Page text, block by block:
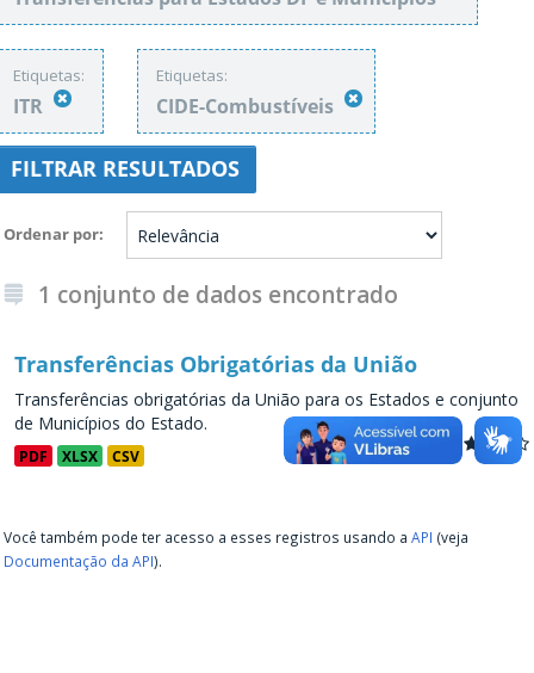
Etiquetas:
ITR
Etiquetas:
CIDE-Combustíveis
FILTRAR RESULTADOS
Ordenar por
1 conjunto de dados encontrado
Transferências Obrigatórias da União
Transferências obrigatórias da União para os Estados e conjunto
de Municípios do Estado.
PDF XLSX CSV
Você também pode ter acesso a esses registros usando a API (veja
Documentação da API).